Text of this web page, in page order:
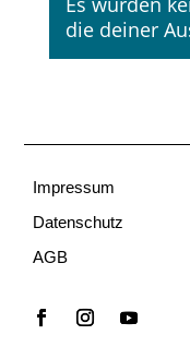
die deiner
Impressum
Datenschutz
AGB